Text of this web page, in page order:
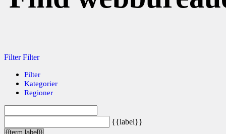
FilterFilter
Filter
Kategorier
Regioner
{{label}}